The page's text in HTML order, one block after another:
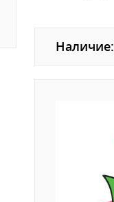
Наличие: